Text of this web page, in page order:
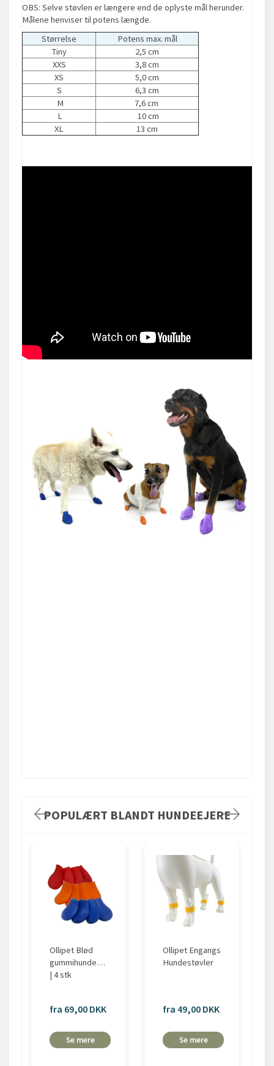
OBS: Selve støvlen er længere end de oplyste mål herunder.
Målene henviser til potens længde.
Størrelse
Potens max. mål
Tiny
2,5 cm
XXS
3,8 cm
XS
5,0 cm
S
6,3 cm
M
7,6 cm
L
10 cm
XL
13 cm
POPULÆRT BLANDT HUNDEEJERE
Ollipet Blød
gummihundestøvle
| 4 stk
fra 69,00 DKK
Se mere
Ollipet Engangs
Hundestøvler
fra 49,00 DKK
Se mere